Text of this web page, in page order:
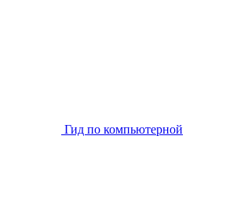
Гид по компьютерной